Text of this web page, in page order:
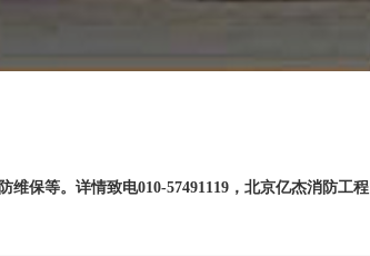
保等。详情致电010-57491119，北京亿杰消防工程